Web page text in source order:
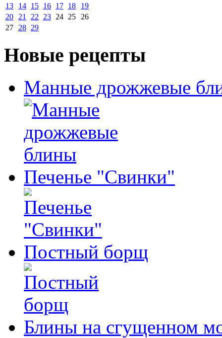
13
14 15 16 17 18
19
20 21 22 23 24 25 26
27 28 29
Новые рецепты
Манные дрожжевые
Печенье "Свинки"
Постный борщ
Блины на сгущенном